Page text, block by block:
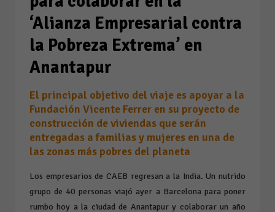
‘Alianza Empresarial contra
la Pobreza Extrema’ en
Anantapur
El principal objetivo del viaje es apoyar a la
Fundación Vicente Ferrer en su proyecto de
construcción de viviendas que serán
entregadas a familias y mujeres en una de
las zonas más pobres del planeta
Los empresarios de CAEB regresan a la India. Un nutrido
grupo de 40 personas viajó ayer a Barcelona para poner
rumbo hoy a la ciudad de Anantapur y colaborar un año